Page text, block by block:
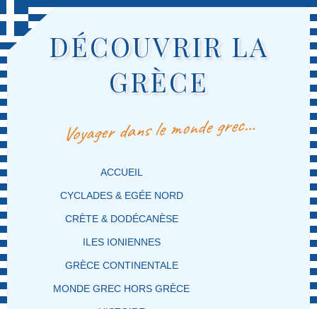
DÉCOUVRIR LA
GRÈCE
Voyager dans le monde grec…
MENU PRINCIPAL
MASQUER LA NAVIGATION PRINCIPALE
MASQUER LA NAVIGATION SECONDAIRE
ACCUEIL
CYCLADES & EGÉE NORD
CRÈTE & DODÉCANÈSE
ILES IONIENNES
GRÈCE CONTINENTALE
MONDE GREC HORS GRÈCE